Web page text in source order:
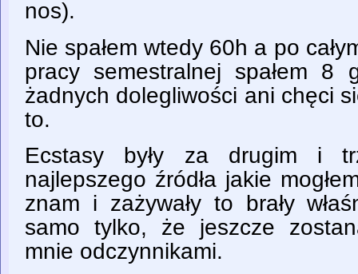
nos).
Nie spałem wtedy 60h a po
pracy semestralnej spałem 8
żadnych dolegliwości ani chęci
to.
Ecstasy były za drugim i
najlepszego źródła jakie
znam i zażywały to brały
samo tylko, że jeszcze
mnie odczynnikami.